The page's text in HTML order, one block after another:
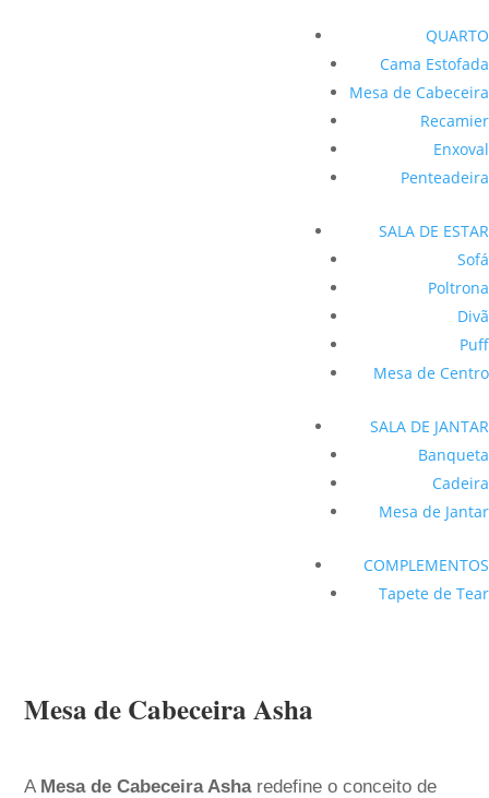
QUARTO
Cama Estofada
Mesa de Cabeceira
Recamier
Enxoval
Penteadeira
SALA DE ESTAR
Sofá
Poltrona
Divã
Puff
Mesa de Centro
SALA DE JANTAR
Banqueta
Cadeira
Mesa de Jantar
COMPLEMENTOS
Tapete de Tear
Mesa de Cabeceira Asha
A Mesa de Cabeceira Asharedefine o conceito de